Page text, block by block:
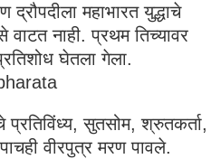
महाभारत युद्धाचे
नाही. प्रथम तिच्यावर
घेतला गेला.
प्रतिविंध्य, सुतसोम, श्रुतकर्ता,
वीरपुत्र मरण पावले.